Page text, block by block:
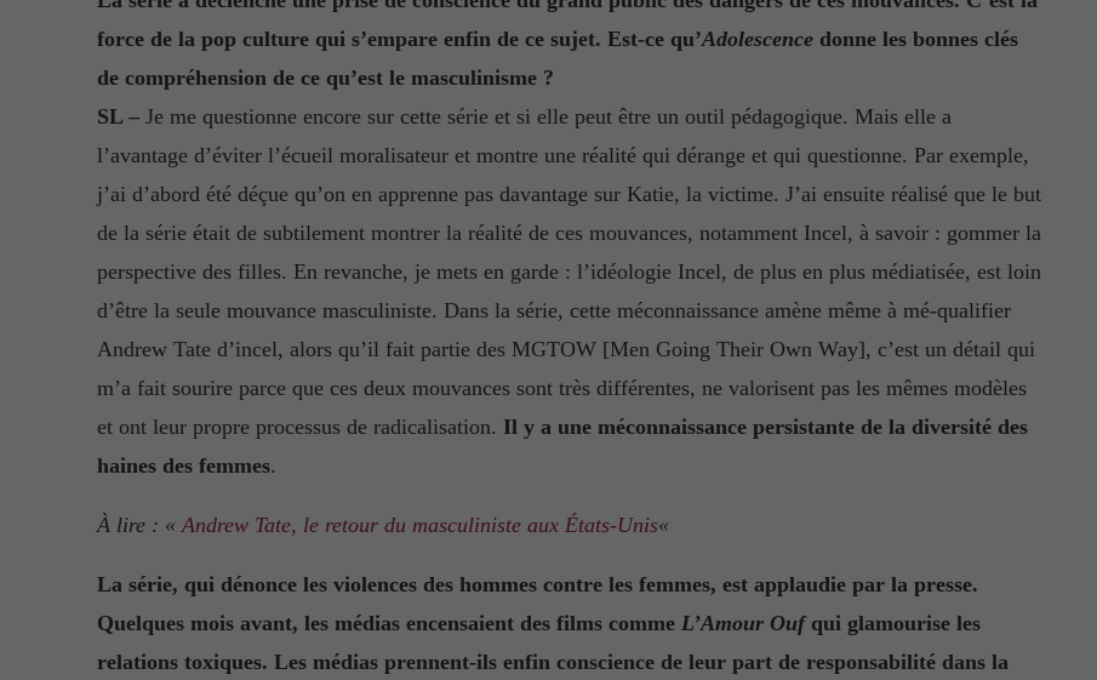
force de la pop culture qui s’empare enfin de ce sujet. Est-ce qu’Adolescencedonne les bonnes clés
de compréhension de ce qu’est le masculinisme ?
SL – Je me questionne encore sur cette série et si elle peut être un outil pédagogique. Mais elle a
l’avantage d’éviter l’écueil moralisateur et montre une réalité qui dérange et qui questionne. Par exemple,
j’ai d’abord été déçue qu’on en apprenne pas davantage sur Katie, la victime. J’ai ensuite réalisé que le but
de la série était de subtilement montrer la réalité de ces mouvances, notamment Incel, à savoir : gommer la
perspective des filles. En revanche, je mets en garde : l’idéologie Incel, de plus en plus médiatisée, est loin
d’être la seule mouvance masculiniste. Dans la série, cette méconnaissance amène même à mé-qualifier
Andrew Tate d’incel, alors qu’il fait partie des MGTOW [Men Going Their Own Way], c’est un détail qui
m’a fait sourire parce que ces deux mouvances sont très différentes, ne valorisent pas les mêmes modèles
et ont leur propre processus de radicalisation. Il y a une méconnaissance persistante de la diversité des
haines des femmes.
À lire : « Andrew Tate, le retour du masculiniste aux États-Unis«
La série, qui dénonce les violences des hommes contre les femmes, est applaudie par la presse.
Quelques mois avant, les médias encensaient des films comme L’Amour Oufqui glamourise les
relations toxiques. Les médias prennent-ils enfin conscience de leur part de responsabilité dans la